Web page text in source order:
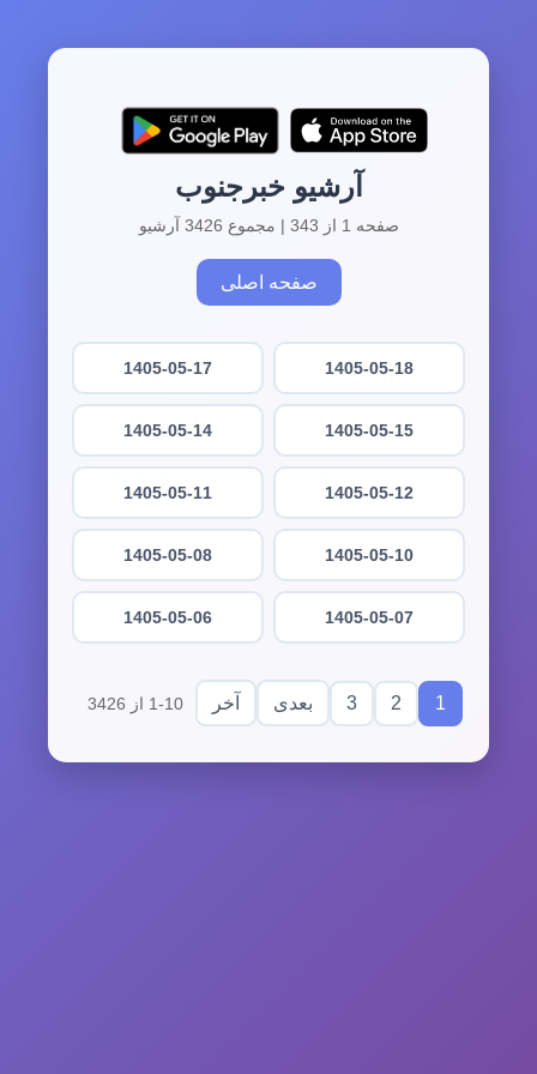
آرشیو خبرجنوب
صفحه 1 از 343 | مجموع 3426 آرشیو
صفحه اصلی
1405-05-18
1405-05-17
1405-05-15
1405-05-14
1405-05-12
1405-05-11
1405-05-10
1405-05-08
1405-05-07
1405-05-06
1
2
3 بعدی آخر 1-10 از 3426